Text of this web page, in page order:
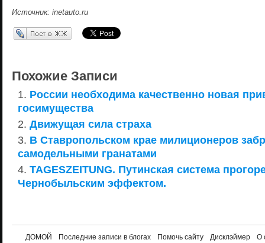
Источник: inetauto.ru
Перепост в ЖЖ
Похожие Записи
России необходима качественно новая
госимущества
Движущая сила страха
В Ставропольском крае милиционеров
самодельными гранатами
TAGESZEITUNG. Путинская система
Чернобыльским эффектом.
ДОМОЙ Последние записи в блогах Помочь сайту Дисклэймер О